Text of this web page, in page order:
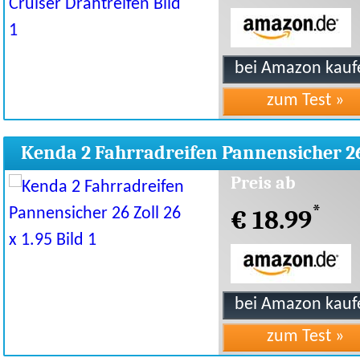
Kenda 2 Fahrradreifen Pannensicher
Zoll 26 x 1.95
Preis ab
€ 18.99*